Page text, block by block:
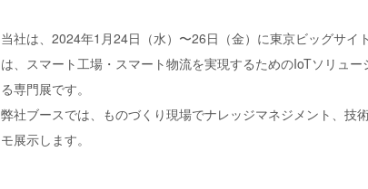
当社は、2024年1月24日（水）〜26日（金）に東京ビッグサ
は、スマート工場・スマート物流を実現するためのIoTソリュ
る専門展です。
弊社ブースでは、ものづくり現場でナレッジマネジメント、
モ展示します。